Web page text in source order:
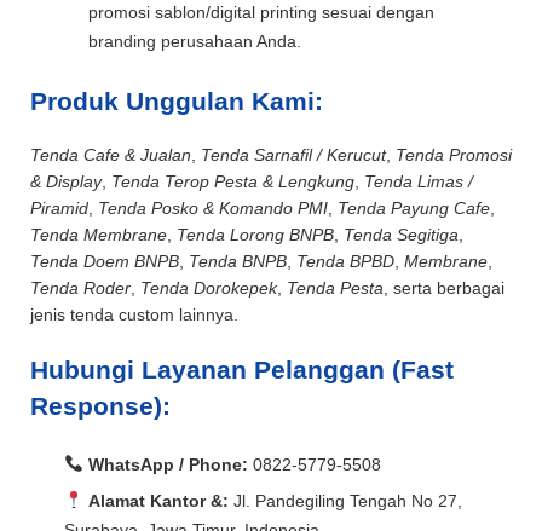
promosi sablon/digital printing sesuai dengan
branding perusahaan Anda.
Produk Unggulan Kami:
Tenda Cafe & Jualan Tenda Sarnafil / Kerucut, Tenda Promosi
& Display, Tenda Terop Pesta & Lengkung Tenda Limas /
Piramid Tenda Posko & Komando PMI Tenda Payung Cafe
Tenda Membrane Tenda Lorong BNPB Tenda Segitiga
Tenda Doem BNPB Tenda BNPB Tenda BPBD Membrane
Tenda Roder Tenda Dorokepek, Tenda Pesta , serta berbagai
jenis tenda custom lainnya.
Hubungi Layanan Pelanggan (Fast
Response):
WhatsApp / Phone: 0822-5779-5508
Alamat Kantor &: Jl. Pandegiling Tengah No 27,